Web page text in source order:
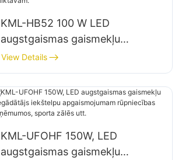
KML-HB52 100 W LED
augstgaismas gaismekļu
piegādātājs iekštelpām,
piemēram, rūpnīcu ēkām un
noliktavām.
View Details
KML-UFOHF 150W, LED
augstgaismas gaismekļu